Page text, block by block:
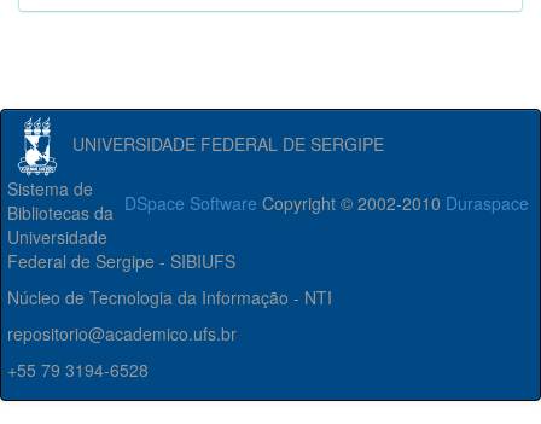
UNIVERSIDADE FEDERAL DE SERGIPE
DSpace Software Copyright © 2002-2010 Duraspace
Sistema de
Bibliotecas da
Universidade
Federal de Sergipe - SIBIUFS
Núcleo de Tecnologia da Informação - NTI
repositorio@academico.ufs.br
+55 79 3194-6528